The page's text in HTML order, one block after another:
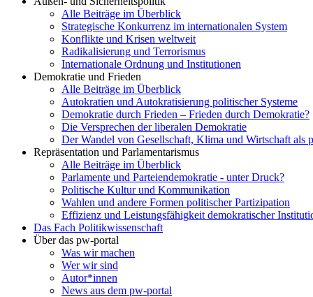
Alle Beiträge im Überblick
Strategische Konkurrenz im internationalen System
Konflikte und Krisen weltweit
Radikalisierung und Terrorismus
Internationale Ordnung und Institutionen
Demokratie und Frieden
Alle Beiträge im Überblick
Autokratien und Autokratisierung politischer Systeme
Demokratie durch Frieden – Frieden durch Demokratie?
Die Versprechen der liberalen Demokratie
Der Wandel von Gesellschaft, Klima und Wirtschaft als
Repräsentation und Parlamentarismus
Alle Beiträge im Überblick
Parlamente und Parteiendemokratie - unter Druck?
Politische Kultur und Kommunikation
Wahlen und andere Formen politischer Partizipation
Effizienz und Leistungsfähigkeit demokratischer
Das Fach Politikwissenschaft
Über das pw-portal
Was wir machen
Wer wir sind
Autor*innen
News aus dem pw-portal